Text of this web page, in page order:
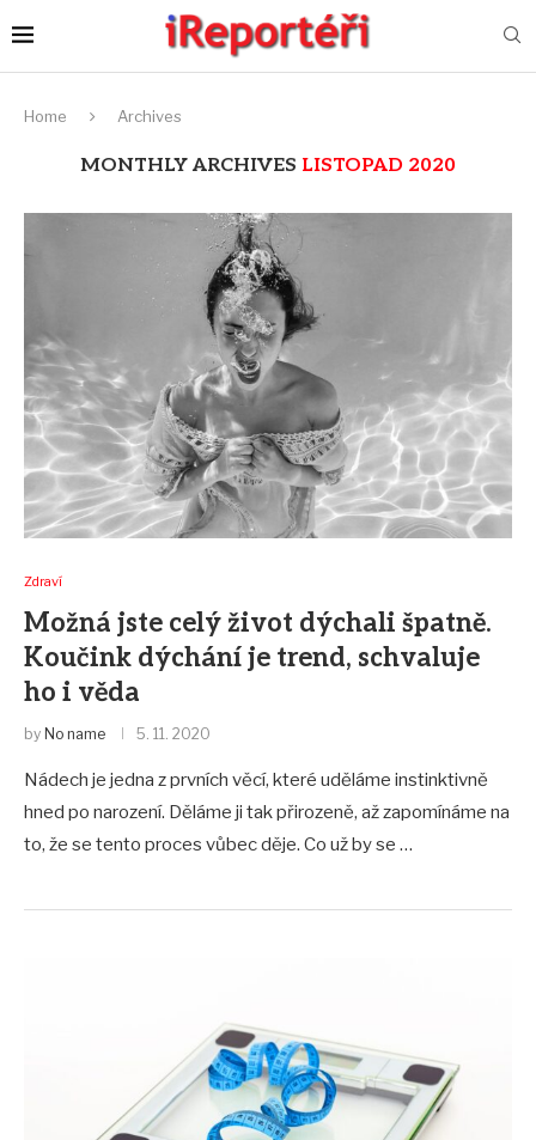
Home Archives
MONTHLY ARCHIVES LISTOPAD 2020
Zdraví
Možná jste celý život dýchali špatně.
Koučink dýchání je trend, schvaluje
ho i věda
by No name 5. 11. 2020
Nádech je jedna z prvních věcí, které uděláme instinktivně
hned po narození. Děláme ji tak přirozeně, až zapomínáme na
to, že se tento proces vůbec děje. Co už by se …